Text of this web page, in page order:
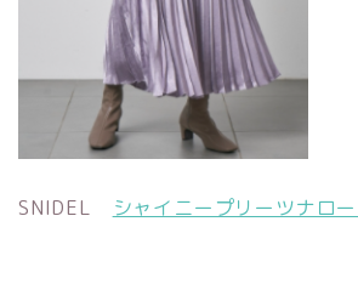
SNIDEL シャイニープリーツナロ